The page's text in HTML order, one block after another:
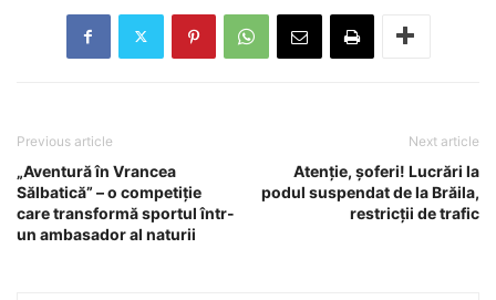
Previous article
„Aventură în Vrancea
Sălbatică” – o competiție
care transformă sportul într-
un ambasador al naturii
Next article
Atenție, șoferi! Lucrări la
podul suspendat de la Brăila,
restricții de trafic